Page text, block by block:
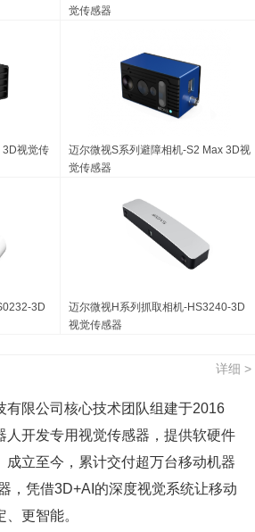
觉传感器
3D视觉传
迈尔微视S系列避障相机-S2 Max 3D视
觉传感器
3D
迈尔微视H系列抓取相机-HS3240-3D
视觉传感器
详细 >
有限公司核心技术团队组建于2016
人开发专用视觉传感器，提供软硬件
成立至今，累计交付超万台移动机器
，凭借3D+AI的深度视觉系统让移动
更智能。